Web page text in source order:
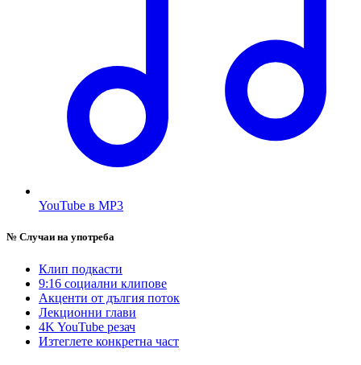
YouTube в MP3
№ Случаи на употреба
Клип подкасти
9:16 социални клипове
Акценти от дългия поток
Лекционни глави
4K YouTube резач
Изтеглете конкретна част